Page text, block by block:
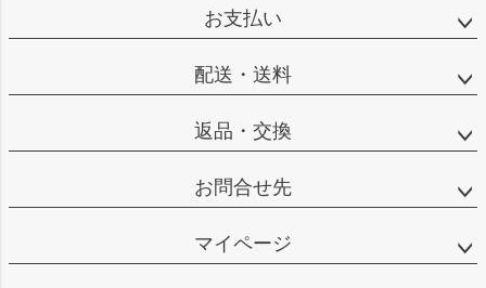
お支払い
配送・送料
返品・交換
お問合せ先
マイページ